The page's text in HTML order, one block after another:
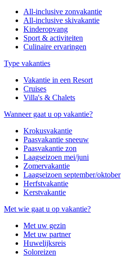
All-inclusive zonvakantie
All-inclusive skivakantie
Kinderopvang
Sport & activiteiten
Culinaire ervaringen
Type vakanties
Vakantie in een Resort
Cruises
Villa's & Chalets
Wanneer gaat u op vakantie?
Krokusvakantie
Paasvakantie sneeuw
Paasvakantie zon
Laagseizoen mei/juni
Zomervakantie
Laagseizoen september/oktober
Herfstvakantie
Kerstvakantie
Met wie gaat u op vakantie?
Met uw gezin
Met uw partner
Huwelijksreis
Soloreizen